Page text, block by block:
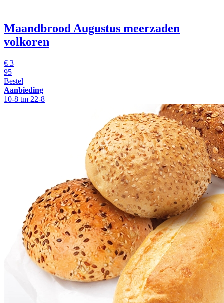
Maandbrood Augustus meerzaden
volkoren
€ 3
95
Bestel
Aanbieding
10-8 tm 22-8